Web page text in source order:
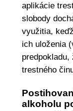
aplikácie
slobody
využitia,
ich uloženia
predpokladu,
trestného
alkoholu